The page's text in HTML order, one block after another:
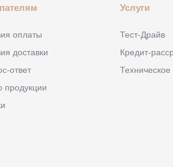
оплаты
доставки
ответ
продукции
Услуги
Тест-Драйв
Кредит-